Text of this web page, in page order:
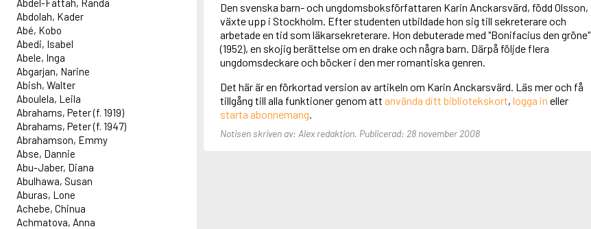
Abdel-Fattah, Randa
Abdolah, Kader
Abé, Kobo
Abedi, Isabel
Abele, Inga
Abgarjan, Narine
Abish, Walter
Aboulela, Leila
Abrahams, Peter (f. 1919)
Abrahams, Peter (f. 1947)
Abrahamson, Emmy
Abse, Dannie
Abu-Jaber, Diana
Abulhawa, Susan
Aburas, Lone
Achebe, Chinua
Achmatova, Anna
Den svenska barn- och ungdomsboksförfattaren Karin Anckarsvärd, född Olsson,
växte upp i Stockholm. Efter studenten utbildade hon sig till sekreterare och
arbetade en tid som läkarsekreterare. Hon debuterade med "Bonifacius den gröne"
(1952), en skojig berättelse om en drake och några barn. Därpå följde flera
ungdomsdeckare och böcker i den mer romantiska genren.
Det här är en förkortad version av artikeln om Karin Anckarsvärd. Läs mer och få
tillgång till alla funktioner genom att använda ditt bibliotekskort, logga in eller
starta abonnemang.
Notisen skriven av: Alex redaktion. Publicerad: 28 november 2008